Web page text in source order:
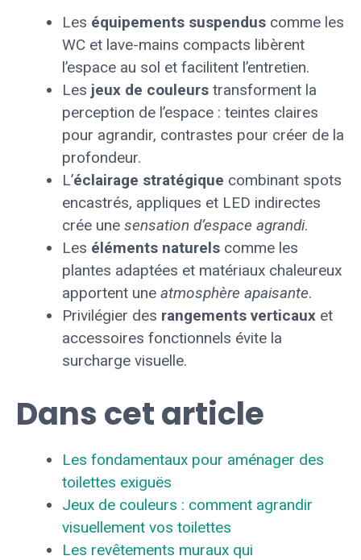
Les équipements suspendus comme les
WC et lave-mains compacts libèrent
l’espace au sol et facilitent l’entretien.
Les jeux de couleurs transforment la
perception de l’espace : teintes claires
pour agrandir, contrastes pour créer de la
profondeur.
L’éclairage stratégique combinant spots
encastrés, appliques et LED indirectes
crée une sensation d’espace agrandi.
Les éléments naturels comme les
plantes adaptées et matériaux chaleureux
apportent une atmosphère apaisante.
Privilégier des rangements verticaux et
accessoires fonctionnels évite la
surcharge visuelle.
Dans cet article
Les fondamentaux pour aménager des
toilettes exiguës
Jeux de couleurs : comment agrandir
visuellement vos toilettes
Les revêtements muraux qui